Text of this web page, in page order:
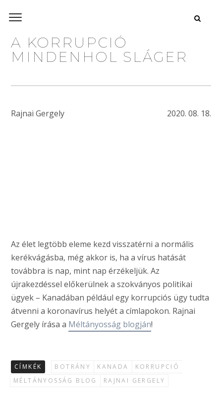
A KORRUPCIÓ
MINDENHOL SLÁGER
Rajnai Gergely 2020. 08. 18.
Az élet legtöbb eleme kezd visszatérni a normális
kerékvágásba, még akkor is, ha a vírus hatását
továbbra is nap, mint nap érzékeljük. Az
újrakezdéssel előkerülnek a szokványos politikai
ügyek – Kanadában például egy korrupciós ügy tudta
átvenni a koronavírus helyét a címlapokon. Rajnai
Gergely írása a Méltányosság blogján!
CÍMKÉK BOTRÁNY KANADA
KORRUPCIÓ
MÉLTÁNYOSSÁG BLOG
RAJNAI GERGELY